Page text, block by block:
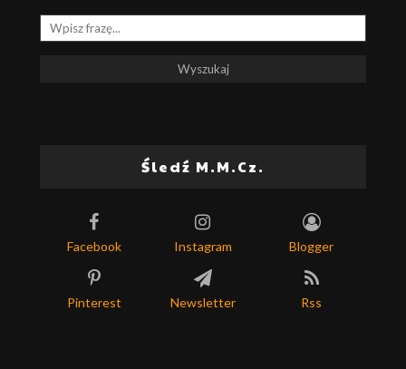
Śledź M.M.Cz.
Facebook Instagram Blogger
Pinterest Newsletter Rss